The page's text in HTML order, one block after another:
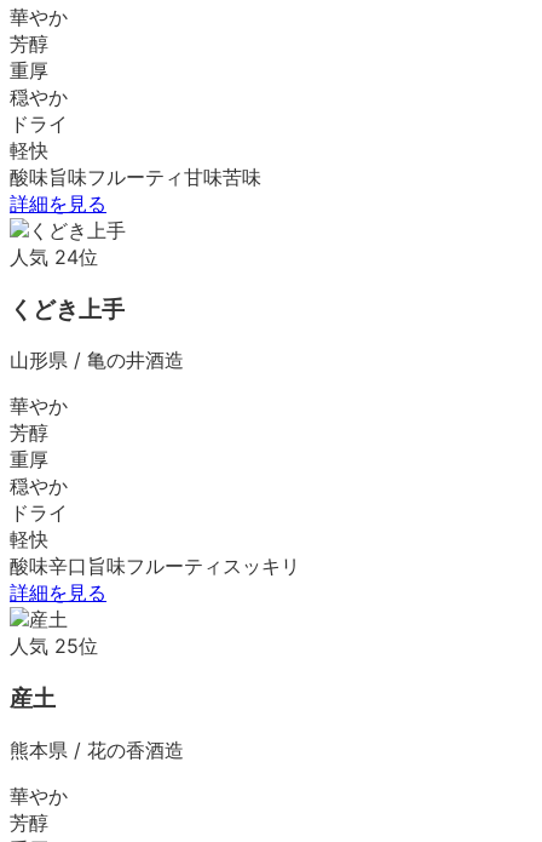
華やか
芳醇
重厚
穏やか
ドライ
軽快
酸味旨味フルーティ甘味苦味
詳細を見る
人気 24位
くどき上手
山形県 / 亀の井酒造
華やか
芳醇
重厚
穏やか
ドライ
軽快
酸味辛口 旨味フルーティ スッキリ
詳細を見る
人気 25位
産土
熊本県 / 花の香酒造
華やか
芳醇